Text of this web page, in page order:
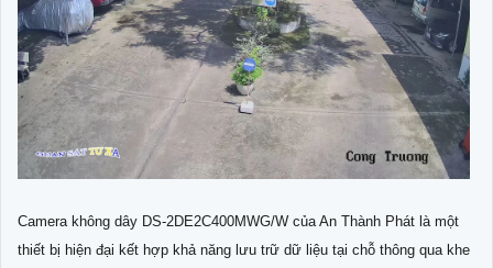
Camera không dây DS-2DE2C400MWG/W của An Thành Phát là một
thiết bị hiện đại kết hợp khả năng lưu trữ dữ liệu tại chỗ thông qua khe